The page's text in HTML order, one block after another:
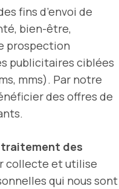
fins d’envoi de
bien-être,
prospection
publicitaires ciblées
mms). Par notre
des offres de
des
collecte et utilise
qui nous sont